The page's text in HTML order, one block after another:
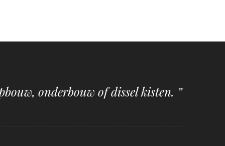
onderbouw of dissel kisten. ”